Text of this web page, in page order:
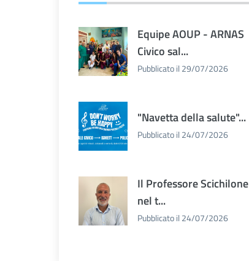
Equipe AOUP - ARNAS
Civico sal...
Pubblicato il 29/07/2026
"Navetta della salute"...
Pubblicato il 24/07/2026
Il Professore Scichilone
nel t...
Pubblicato il 24/07/2026